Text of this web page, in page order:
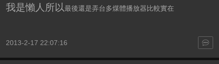
我是懶人所以最後還是弄台多煤體播放器比較實在
2013-2-17 22:07:16